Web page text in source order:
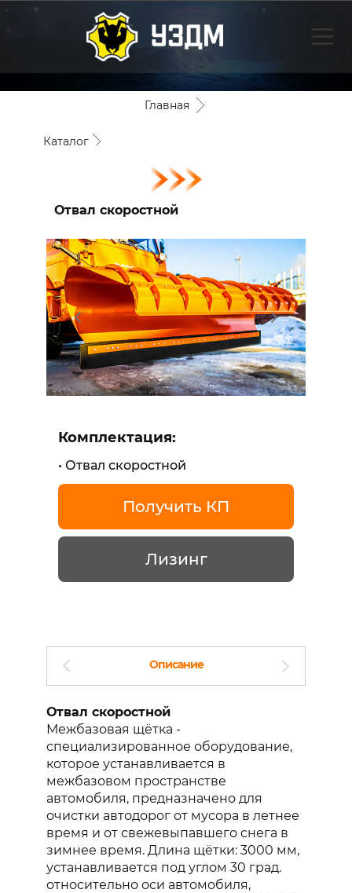
Главная
Каталог
Плужное оборудование
Отвал скоростной
Отвал скоростной
Комплектация:
Отвал скоростной
Получить КП
Лизинг
Описание
Отвал скоростной
Межбазовая щётка -
специализированное оборудование,
которое устанавливается в
межбазовом пространстве
автомобиля, предназначено для
очистки автодорог от мусора в летнее
время и от свежевыпавшего снега в
зимнее время. Длина щётки: 3000 мм,
устанавливается под углом 30 град.
относительно оси автомобиля,